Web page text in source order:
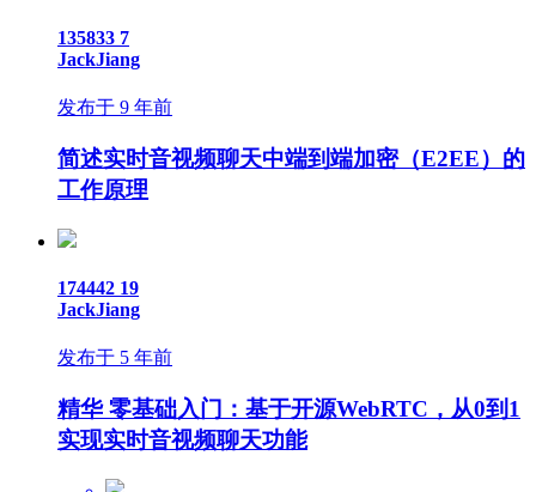
135833 7
JackJiang
发布于 9 年前
简述实时音视频聊天中端到端加密（E2EE）的
工作原理
174442 19
JackJiang
发布于 5 年前
精华 零基础入门：基于开源WebRTC，从0到1
实现实时音视频聊天功能